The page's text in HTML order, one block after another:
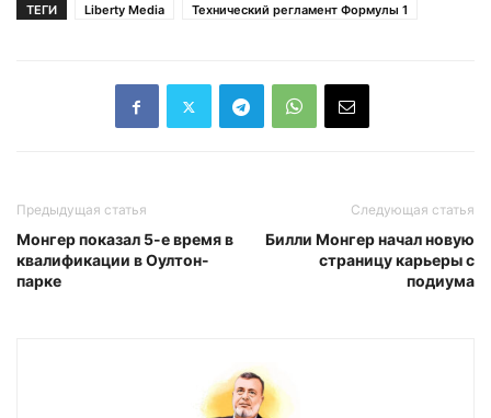
ТЕГИ Liberty Media Технический регламент Формулы 1
Предыдущая статья
Монгер показал 5-е время в
квалификации в Оултон-
парке
Следующая статья
Билли Монгер начал новую
страницу карьеры с
подиума